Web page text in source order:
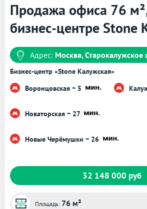
Продажа офиса 76
бизнес-центре Stone
Адрес: Москва, Старокалужское
Бизнес-центр «Stone Калужская»
Воронцовская ~ 5
Новаторская ~ 27
Новые Черёмушки ~ 26
32 148 000 руб
Площадь: 76 м²